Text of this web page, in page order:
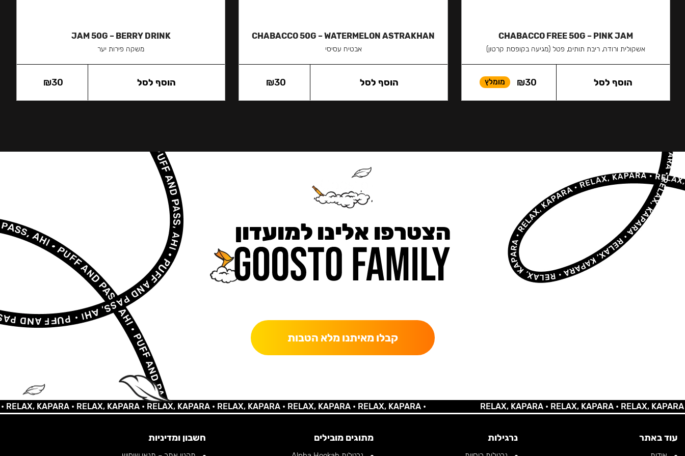
CHABACCO FREE 50G – PINK JAM
אשקולית ורודה, ריבת תותים, פטל (מגיעה בקופסת קרטון)
₪30 מומלץ הוסף לסל
CHABACCO 50G – WATERMELON ASTRAKHAN
אבטיח עסיסי
₪30 הוסף לסל
JAM 50G – BERRY DRINK
משקה פירות יער
₪30 הוסף לסל
הצטרפו אלינו למועדון
קבלו מאיתנו מלא הטבות
KAPARA •RELAX, KAPARA •RELAX, KAPARA •RELAX, KAPARA •RELAX, KAPARA •RELAX, KAPARA • RELAX, KAPARA •RELAX, KAPARA •RELAX, KAPARA •
עוד באתר נרגילות מתוגים מובילים חשבון ומדיניות